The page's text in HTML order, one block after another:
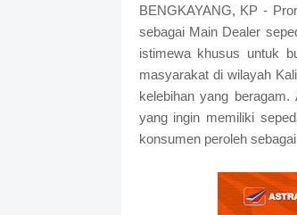
BENGKAYANG, KP -
sebagai Main Dealer
istimewa khusus untuk
masyarakat di wilayah
kelebihan yang
yang ingin memiliki
konsumen peroleh